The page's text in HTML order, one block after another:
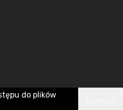
do plików